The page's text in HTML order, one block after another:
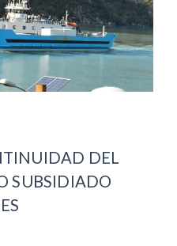
DEL
SUBSIDIADO